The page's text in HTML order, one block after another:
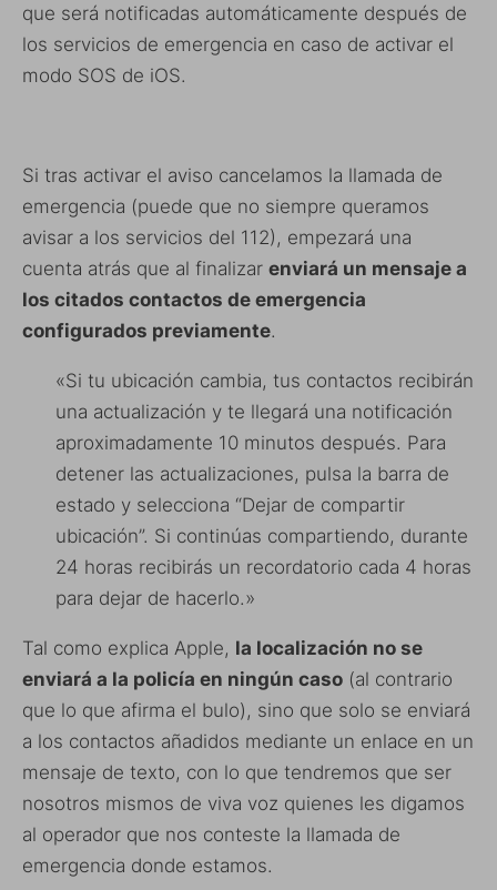
que será notificadas automáticamente después de
los servicios de emergencia en caso de activar el
modo SOS de iOS.
Si tras activar el aviso cancelamos la llamada de
emergencia (puede que no siempre queramos
avisar a los servicios del 112), empezará una
cuenta atrás que al finalizar enviará un mensaje a
los citados contactos de emergencia
configurados previamente.
«Si tu ubicación cambia, tus contactos recibirán
una actualización y te llegará una notificación
aproximadamente 10 minutos después. Para
detener las actualizaciones, pulsa la barra de
estado y selecciona “Dejar de compartir
ubicación”. Si continúas compartiendo, durante
24 horas recibirás un recordatorio cada 4 horas
para dejar de hacerlo.»
Tal como explica Apple, la localización no se
enviará a la policía en ningún caso (al contrario
que lo que afirma el bulo), sino que solo se enviará
a los contactos añadidos mediante un enlace en un
mensaje de texto, con lo que tendremos que ser
nosotros mismos de viva voz quienes les digamos
al operador que nos conteste la llamada de
emergencia donde estamos.